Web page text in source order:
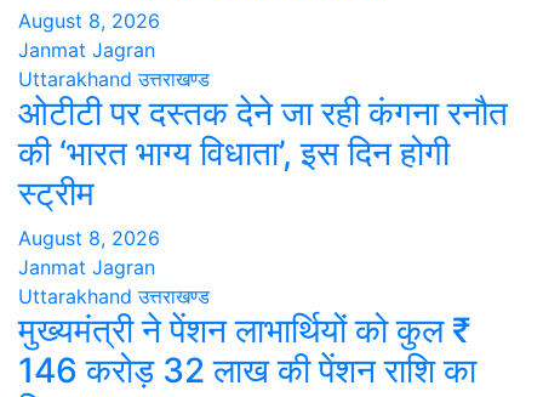
August 8, 2026
Janmat Jagran
Uttarakhand उत्तराखण्ड
ओटीटी पर दस्तक देने जा रही कंगना रनौत
की ‘भारत भाग्य विधाता’, इस दिन होगी
स्ट्रीम
August 8, 2026
Janmat Jagran
Uttarakhand उत्तराखण्ड
मुख्यमंत्री ने पेंशन लाभार्थियों को कुल ₹
146 करोड़ 32 लाख की पेंशन राशि का